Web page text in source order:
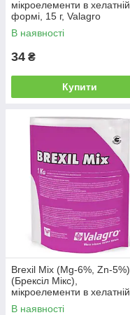
мікроелементи в хелатній
формі, 15 г, Valagro
В наявності
34 ₴
Купити
Brexil Mix (Mg-6%, Zn-5%)
(Брексіл Мікс),
мікроелементи в хелатній
формі, 1 кг, Valagro
В наявності